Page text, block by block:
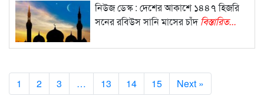
নিউজ ডেস্ক : দেশের আকাশে ১৪৪৭ হিজরি
সনের রবিউস সানি মাসের চাঁদবিস্তারিত...
1 2 3 … 13 14 15 Next »